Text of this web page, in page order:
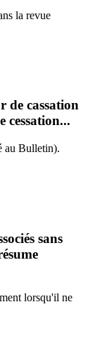
la revue
de cassation
cessation...
au Bulletin).
sans
lorsqu'il ne